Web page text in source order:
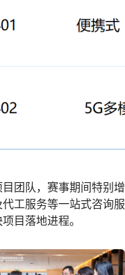
团队，赛事期间特别增
工服务等一站式咨询服
目落地进程。